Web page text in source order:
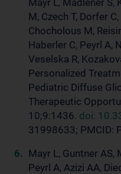
M, Czech T, Dorfer
Chocholous M,
Haberler C, Peyrl A,
Veselska R,
Personalized
Pediatric Diffuse
Therapeutic
10;9:1436. doi:
31998633; PMCID:
Mayr L, Guntner AS,
Peyrl A, Azizi AA,